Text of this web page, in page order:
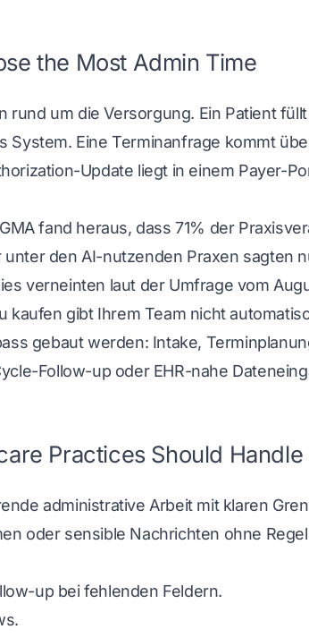
the Most Admin Time
um die Versorgung. Ein Patient
System. Eine Terminanfrage kommt
Update liegt in einem Payer-
fand heraus, dass 71% der
den AI-nutzenden Praxen sagten
verneinten laut der Umfrage vom
kaufen gibt Ihrem Team nicht
gebaut werden: Intake,
Follow-up oder EHR-nahe
Practices Should Handle
administrative Arbeit mit klaren
oder sensible Nachrichten ohne
up bei fehlenden Feldern.